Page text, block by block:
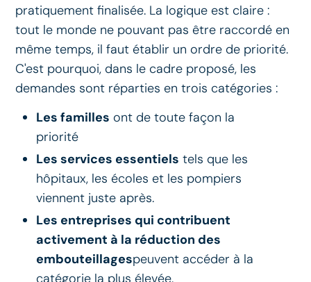
pratiquement finalisée. La logique est claire :
tout le monde ne pouvant pas être raccordé en
même temps, il faut établir un ordre de priorité.
C'est pourquoi, dans le cadre proposé, les
demandes sont réparties en trois catégories :
Les familles ont de toute façon la
priorité
Les services essentiels tels que les
hôpitaux, les écoles et les pompiers
viennent juste après.
Les entreprises qui contribuent
activement à la réduction des
embouteillagespeuvent accéder à la
catégorie la plus élevée.